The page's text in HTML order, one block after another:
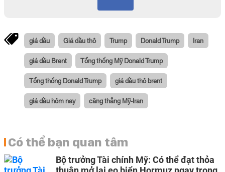
giá dầu Giá dầu thô Trump Donald Trump Iran
giá dầu Brent Tổng thống Mỹ Donald Trump
Tổng thống Donald Trump giá dầu thô brent
giá dầu hôm nay căng thẳng Mỹ-Iran
Có thể bạn quan tâm
Bộ trưởng Tài chính Mỹ: Có thể đạt thỏa